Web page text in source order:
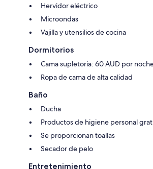
Hervidor eléctrico
Microondas
Vajilla y utensilios de cocina
Dormitorios
Cama supletoria: 60 AUD por
Ropa de cama de alta calidad
Baño
Ducha
Productos de higiene personal
Se proporcionan toallas
Secador de pelo
Entretenimiento